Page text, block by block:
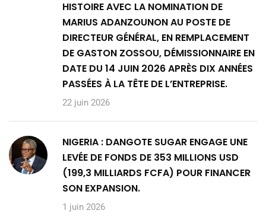
HISTOIRE AVEC LA NOMINATION DE
MARIUS ADANZOUNON AU POSTE DE
DIRECTEUR GÉNÉRAL, EN REMPLACEMENT
DE GASTON ZOSSOU, DÉMISSIONNAIRE EN
DATE DU 14 JUIN 2026 APRÈS DIX ANNÉES
PASSÉES À LA TÊTE DE L’ENTREPRISE.
22 juin 2026
NIGERIA : DANGOTE SUGAR ENGAGE UNE
LEVÉE DE FONDS DE 353 MILLIONS USD
(199,3 MILLIARDS FCFA) POUR FINANCER
SON EXPANSION.
1 juin 2026